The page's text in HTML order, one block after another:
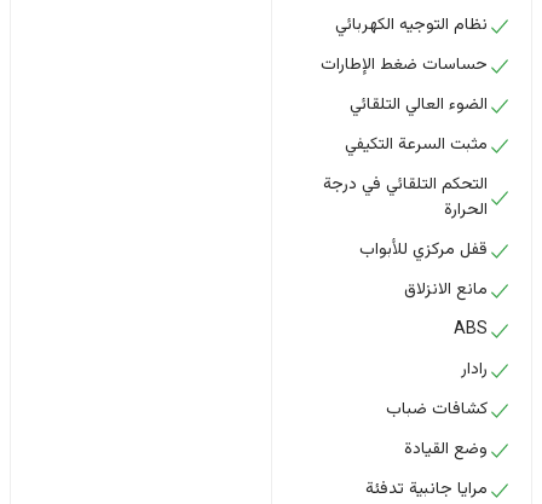
نظام التوجيه الكهربائي
حساسات ضغط الإطارات
الضوء العالي التلقائي
مثبت السرعة التكيفي
التحكم التلقائي في درجة
الحرارة
قفل مركزي للأبواب
مانع الانزلاق
ABS
رادار
كشافات ضباب
وضع القيادة
مرايا جانبية تدفئة